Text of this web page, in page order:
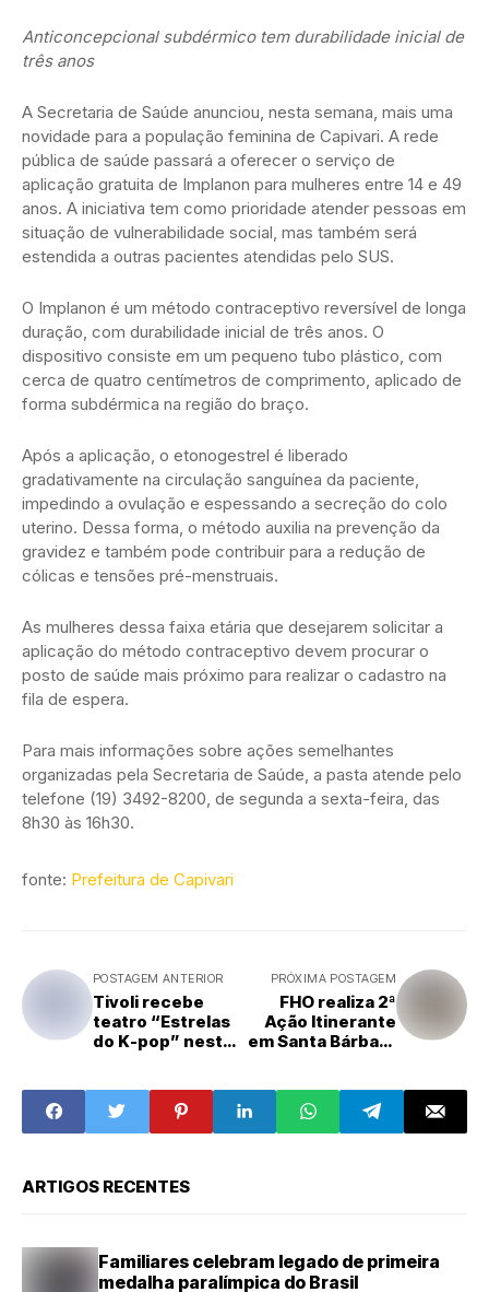
Anticoncepcional subdérmico tem durabilidade inicial de
três anos
A Secretaria de Saúde anunciou, nesta semana, mais uma
novidade para a população feminina de Capivari. A rede
pública de saúde passará a oferecer o serviço de
aplicação gratuita de Implanon para mulheres entre 14 e 49
anos. A iniciativa tem como prioridade atender pessoas em
situação de vulnerabilidade social, mas também será
estendida a outras pacientes atendidas pelo SUS.
O Implanon é um método contraceptivo reversível de longa
duração, com durabilidade inicial de três anos. O
dispositivo consiste em um pequeno tubo plástico, com
cerca de quatro centímetros de comprimento, aplicado de
forma subdérmica na região do braço.
Após a aplicação, o etonogestrel é liberado
gradativamente na circulação sanguínea da paciente,
impedindo a ovulação e espessando a secreção do colo
uterino. Dessa forma, o método auxilia na prevenção da
gravidez e também pode contribuir para a redução de
cólicas e tensões pré-menstruais.
As mulheres dessa faixa etária que desejarem solicitar a
aplicação do método contraceptivo devem procurar o
posto de saúde mais próximo para realizar o cadastro na
fila de espera.
Para mais informações sobre ações semelhantes
organizadas pela Secretaria de Saúde, a pasta atende pelo
telefone (19) 3492-8200, de segunda a sexta-feira, das
8h30 às 16h30.
fonte: Prefeitura de Capivari
POSTAGEM ANTERIOR
Tivoli recebe
teatro “Estrelas
do K-pop” neste
PRÓXIMA POSTAGEM
FHO realiza 2ª
Ação Itinerante
em Santa Bárbara
800
atendimentos à
comunidade
ARTIGOS RECENTES
Familiares celebram legado de primeira
medalha paralímpica do Brasil